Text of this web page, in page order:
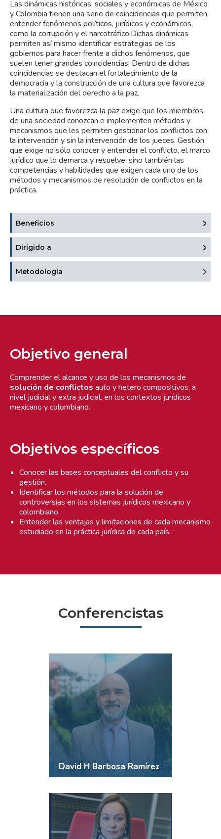
Las dinámicas históricas, sociales y económicas de México
y Colombia tienen una serie de coincidencias que permiten
entender fenómenos políticos, jurídicos y económicos,
como la corrupción y el narcotráfico.Dichas dinámicas
permiten así mismo identificar estrategias de los
gobiernos para hacer frente a dichos fenómenos, que
suelen tener grandes coincidencias. Dentro de dichas
coincidencias se destacan el fortalecimiento de la
democracia y la construcción de una cultura que favorezca
la materialización del derecho a la paz.
Una cultura que favorezca la paz exige que los miembros
de una sociedad conozcan e implementen métodos y
mecanismos que les permiten gestionar los conflictos con
la intervención y sin la intervención de los jueces. Gestión
que exige no sólo conocer y entender el conflicto, el marco
jurídico que lo demarca y resuelve, sino también las
competencias y habilidades que exigen cada uno de los
métodos y mecanismos de resolución de conflictos en la
práctica.
Beneficios
Dirigido a
Metodología
Objetivo general
Comprender el alcance y uso de los mecanismos de
solución de conflictos auto y hetero compositivos, a
nivel judicial y extra judicial, en los contextos jurídicos
mexicano y colombiano.
Objetivos específicos
Conocer las bases conceptuales del conflicto y su
gestión.
Identificar los métodos para la solución de
controversias en los sistemas jurídicos mexicano y
colombiano.
Entender las ventajas y limitaciones de cada mecanismo
estudiado en la práctica jurídica de cada país.
Conferencistas
David H Barbosa Ramírez